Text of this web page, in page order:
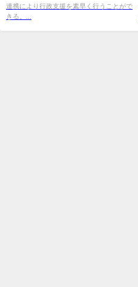
連携により行政支援を素早く行うことがで
きる。...